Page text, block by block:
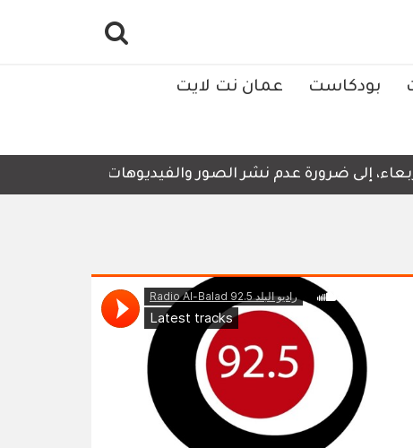
بودكاست عمان نت لايت
إلى ضرورة عدم نشر الصور والفيديوهات التي لا تحتوي